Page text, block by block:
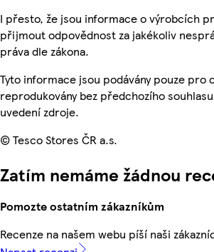
I přesto, že jsou informace o výrobcích
přijmout odpovědnost za jakékoliv
práva dle zákona.
Tyto informace jsou podávány pouze
reprodukovány bez předchozího
uvedení zdroje.
© Tesco Stores ČR a.s.
Zatím nemáme žádnou
Pomozte ostatním zákazníkům
Recenze na našem webu píší naši